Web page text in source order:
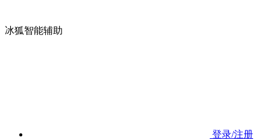
冰狐智能辅助
登录/注册